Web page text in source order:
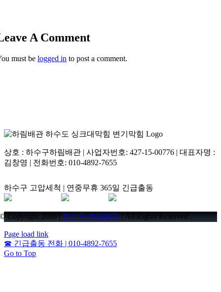
A Comment
must be logged in to post a comment.
상호 : 하수구하림배관 | 사업자번호: 427-15-00776 | 대표자명 :
김창영 | 전화번호: 010-4892-7655
하수구 고압세척 | 연중무휴 365일 긴급출동
© Copyright 2026 |하수구 하림배관 | All Rights Reserved .
Page load link
☎ 긴급출동 전화 | 010-4892-7655
Go to Top